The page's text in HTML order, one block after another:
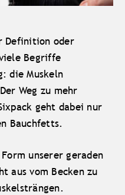
Definition oder
Begriffe
die Muskeln
Weg zu mehr
geht dabei nur
Bauchfetts.
unserer geraden
aus vom Becken zu